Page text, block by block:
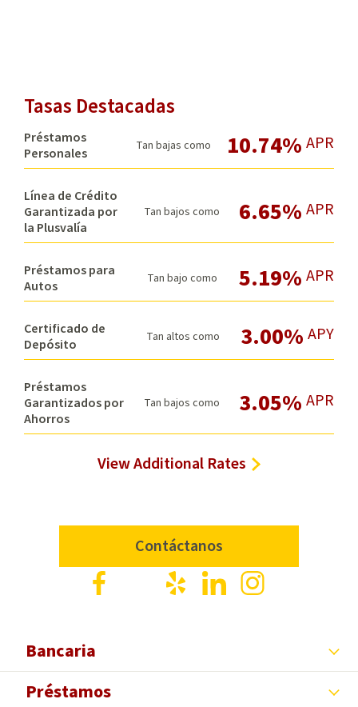
Tasas Destacadas
Préstamos
Personales
Tan bajas como 10.74% APR
Línea de Crédito
Garantizada por
la Plusvalía
Tan bajos como 6.65% APR
Préstamos para
Autos
Tan bajo como 5.19% APR
Certificado de
Depósito
Tan altos como 3.00% APY
Préstamos
Garantizados por
Ahorros
Tan bajos como 3.05% APR
View Additional Rates
Contáctanos
Facebook Yelp LinkedIn
Bancaria
Préstamos